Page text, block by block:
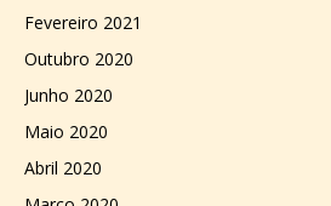
Fevereiro 2021
Outubro 2020
Junho 2020
Maio 2020
Abril 2020